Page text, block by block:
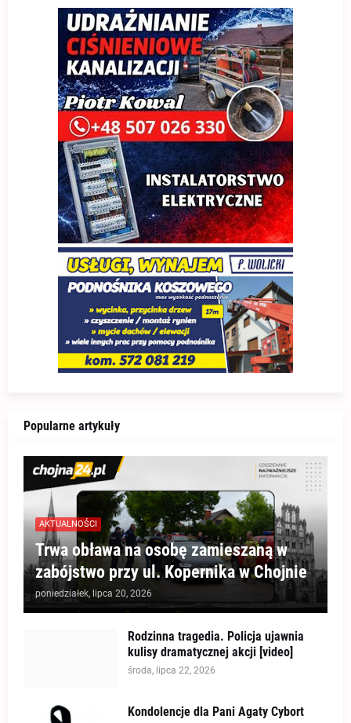
Popularne artykuły
AKTUALNOŚCI
Trwa obława na osobę zamieszaną w
zabójstwo przy ul. Kopernika w Chojnie
poniedziałek, lipca 20, 2026
Rodzinna tragedia. Policja ujawnia
kulisy dramatycznej akcji [video]
środa, lipca 22, 2026
Kondolencje dla Pani Agaty Cybort